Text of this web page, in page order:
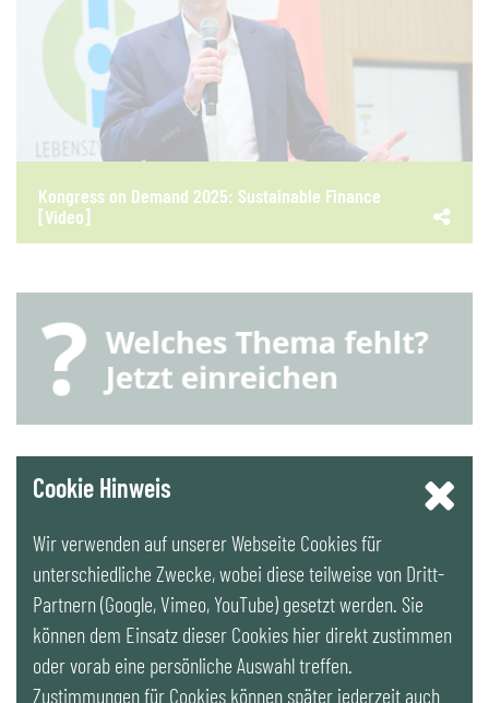
Kongress on Demand 2025: Sustainable Finance
[Video]
YouTube
LinkedIn
Newsletter
Cookie Hinweis
Wir verwenden auf unserer Webseite Cookies für
unterschiedliche Zwecke, wobei diese teilweise von Dritt-
Partnern (Google, Vimeo, YouTube) gesetzt werden. Sie
können dem Einsatz dieser Cookies hier direkt zustimmen
oder vorab eine persönliche Auswahl treffen.
Zustimmungen für Cookies können später jederzeit auch